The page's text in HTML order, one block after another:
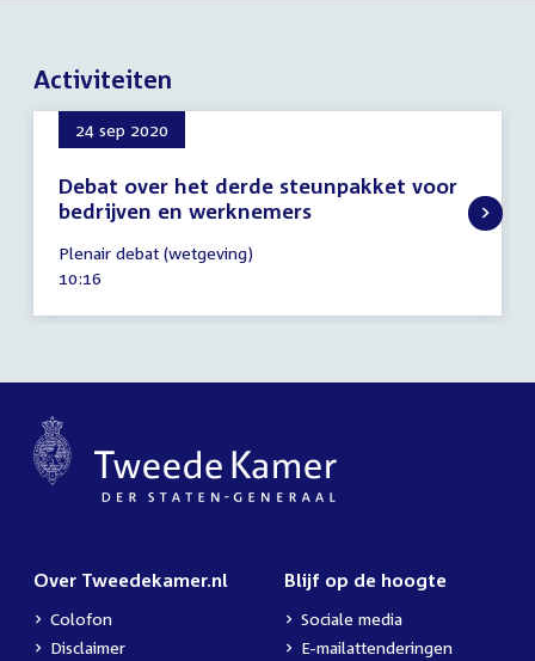
Activiteiten
24 sep 2020
Debat over het derde steunpakket voor
bedrijven en werknemers
september
2020
Plenair debat (wetgeving)
Tijd
10:16
Over Tweedekamer.nl
Colofon
Disclaimer
Blijf op de hoogte
Sociale media
E-mailattenderingen